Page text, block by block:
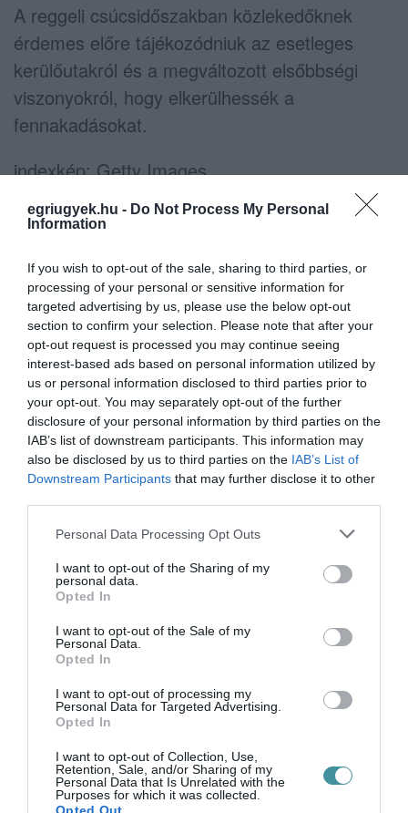
egriugyek.hu - Do Not Process My Personal
Information
If you wish to opt-out of the sale, sharing to third parties, or
processing of your personal or sensitive information for
targeted advertising by us, please use the below opt-out
section to confirm your selection. Please note that after your
opt-out request is processed you may continue seeing
interest-based ads based on personal information utilized by
us or personal information disclosed to third parties prior to
your opt-out. You may separately opt-out of the further
disclosure of your personal information by third parties on the
IAB’s list of downstream participants. This information may
also be disclosed by us to third parties on the IAB’s List of
Downstream Participants that may further disclose it to other
Please note that this website/app uses one or more Google
not limited to your visit or usage behaviour. You may click to
grant or deny consent to Google and its third-party tags to
use your data for below specified purposes in below Google
consent section.
Personal Data Processing Opt Outs
I want to opt-out of the Sharing of my
personal data.
Opted In
I want to opt-out of the Sale of my
Personal Data.
Opted In
I want to opt-out of processing my
Personal Data for Targeted Advertising.
Opted In
I want to opt-out of Collection, Use,
Retention, Sale, and/or Sharing of my
Personal Data that Is Unrelated with the
Purposes for which it was collected.
A reggeli csúcsidőszakban közlekedőknek
érdemes előre tájékozódniuk az esetleges
kerülőutakról és a megváltozott elsőbbségi
viszonyokról, hogy elkerülhessék a
fennakadásokat.
indexkép: Getty Images
Ne maradjon le a legfrissebb hírekről, kövessen
bennünket az EGRI ÜGYEK Google Hírek oldalán!
VISSZA A FŐOLDALRA
Legfrissebb híreink
FELADAT JÖHET AZ ALSÓ ...
2026. augusztus 08 Mindenki ügye
BAKA ANDRÁST JELÖLI KÖZTÁRSASÁGI
ELNÖKNEK A TISZA
2026. augusztus 08|Mindenki ügye